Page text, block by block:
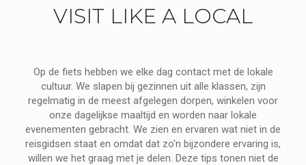
VISIT LIKE A LOCAL
Op de fiets hebben we elke dag contact met de lokale
cultuur. We slapen bij gezinnen uit alle klassen, zijn
regelmatig in de meest afgelegen dorpen, winkelen voor
onze dagelijkse maaltijd en worden naar lokale
evenementen gebracht. We zien en ervaren wat niet in de
reisgidsen staat en omdat dat zo'n bijzondere ervaring is,
willen we het graag met je delen. Deze tips tonen niet de